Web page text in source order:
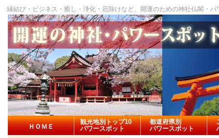
縁結び・ビジネス・癒し・浄化・厄除けなど、開運のための神社仏閣・
ＨＯＭＥ
観光地別トップ10
パワースポット
都道府県別
パワースポット